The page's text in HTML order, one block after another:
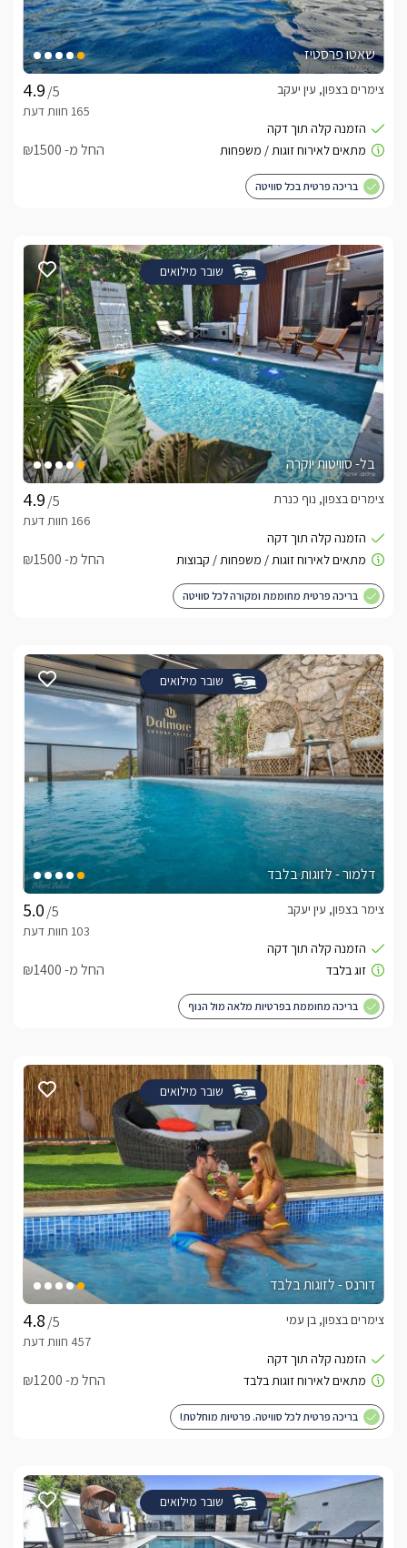
שאטו פרסטיז
/5
צימרים בצפון, עין יעקב
החל מ- ₪1500
בריכה פרטית בכל סוויטה
שובר מילואים
בל- סוויטות יוקרה
/5
צימרים בצפון, נוף כנרת
החל מ- ₪1500
בריכה פרטית מחוממת ומקורה לכל סוויטה
שובר מילואים
דלמור - לזוגות בלבד
/5
צימר בצפון, עין יעקב
החל מ- ₪1400
בריכה מחוממת בפרטיות מלאה מול הנוף
שובר מילואים
דורנס - לזוגות בלבד
/5
צימרים בצפון, בן עמי
החל מ- ₪1200
בריכה פרטית לכל סוויטה. פרטיות מוחלטת!
שובר מילואים